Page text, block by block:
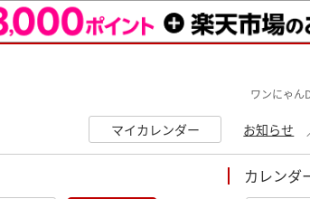
ワンにゃん
マイカレンダー お知らせ
カレンダ